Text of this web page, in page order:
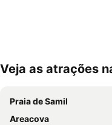
Ampliar mapa
Veja as atrações
Praia de Samil
Areacova